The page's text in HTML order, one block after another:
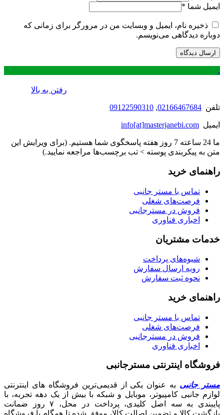
ایمیل شما *
ذخیره نام، ایمیل و وبسایت من در مرورگر برای زمانی که
دوباره دیدگاهی می‌نویسم.
.
رفتن به بالا
تلفن 02166467684
,
09122590310
ایمیل info[at]masterjanebi.com
ما 24 ساعته 7 روز هفته پاسخگوی شما هستیم. (برای ویرایش این
متن به پیکربندی پوسته > تب برچسب‌ها مراجعه نمایید.)
راهنمای خرید
تماس با مستر جانبی
فرصت‌های شغلی
فروش در مسترجانبی
اخباری فناوری
خدمات مشتریان
شیوه‌های پرداخت
رویه ارسال سفارش
نحوه ثبت سفارش
راهنمای خرید
تماس با مستر جانبی
فرصت‌های شغلی
فروش در مسترجانبی
اخباری فناوری
فروشگاه اینترنتی مسترجانبی
مستر جانبی به عنوان یکی از قدیمی‌ترین فروشگاه های اینترنتی
لوازم جانبی کامپیوتر، موبایل و شبکه با بیش از یک دهه تجربه، با
پایبندی به سه اصل کلیدی، پرداخت در محل، ۷ روز ضمانت